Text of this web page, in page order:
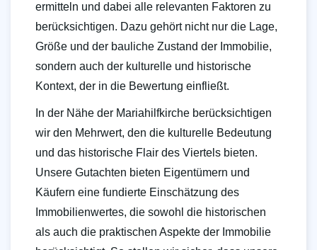
ermitteln und dabei alle relevanten Faktoren zu
berücksichtigen. Dazu gehört nicht nur die Lage,
Größe und der bauliche Zustand der Immobilie,
sondern auch der kulturelle und historische
Kontext, der in die Bewertung einfließt.
In der Nähe der Mariahilfkirche berücksichtigen
wir den Mehrwert, den die kulturelle Bedeutung
und das historische Flair des Viertels bieten.
Unsere Gutachten bieten Eigentümern und
Käufern eine fundierte Einschätzung des
Immobilienwertes, die sowohl die historischen
als auch die praktischen Aspekte der Immobilie